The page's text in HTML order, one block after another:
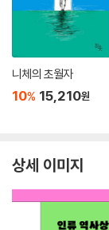
니체의 초월자
10% 15,210원
상세 이미지